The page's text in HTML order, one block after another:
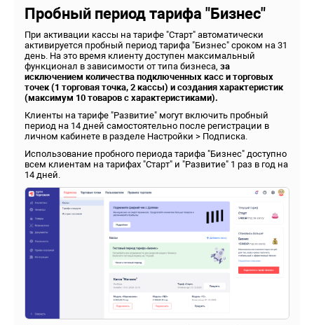
Пробный период тарифа "Бизнес"
При активации кассы на тарифе "Старт" автоматически
активируется пробный период тарифа "Бизнес" сроком на 31
день. На это время клиенту доступен максимальный
функционал в зависимости от типа бизнеса, за
исключением количества подключенных касс и торговых
точек (1 торговая точка, 2 кассы) и создания характеристик
(максимум 10 товаров с характеристиками).
Клиенты на тарифе "Развитие" могут включить пробный
период на 14 дней самостоятельно после регистрации в
личном кабинете в разделе Настройки > Подписка.
Использование пробного периода тарифа "Бизнес" доступно
всем клиентам на тарифах "Старт" и "Развитие" 1 раз в год на
14 дней.